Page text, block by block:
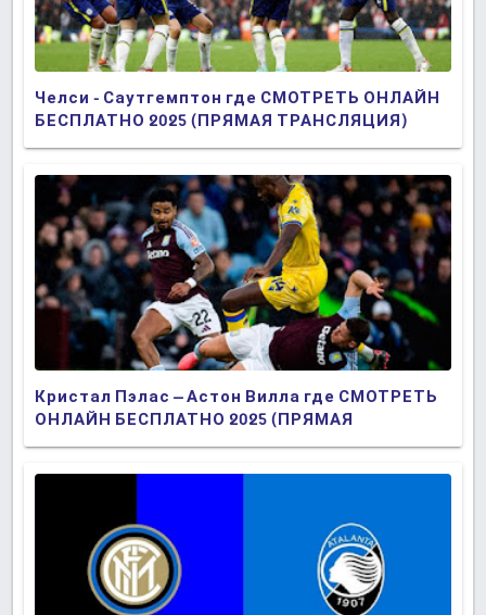
Челси - Саутгемптон где СМОТРЕТЬ ОНЛАЙН
БЕСПЛАТНО 2025 (ПРЯМАЯ ТРАНСЛЯЦИЯ)
Кристал Пэлас – Астон Вилла где СМОТРЕТЬ
ОНЛАЙН БЕСПЛАТНО 2025 (ПРЯМАЯ
ТРАНСЛЯЦИЯ)